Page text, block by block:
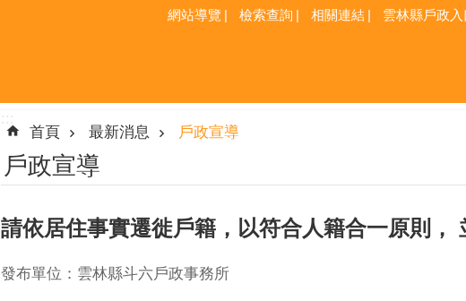
網站導覽 檢索查詢 相關連結 雲林縣戶政
:::
首頁 最新消息 戶政宣導
戶政宣導
請依居住事實遷徙戶籍，以符合人籍合一原則，
發布單位：雲林縣斗六戶政事務所